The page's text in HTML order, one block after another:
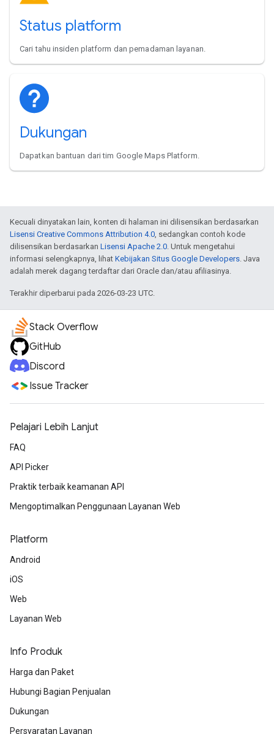
Status platform
Cari tahu insiden platform dan pemadaman layanan.
Dukungan
Dapatkan bantuan dari tim Google Maps Platform.
Kecuali dinyatakan lain, konten di halaman ini dilisensikan berdasarkan
Lisensi Creative Commons Attribution 4.0, sedangkan contoh kode
dilisensikan berdasarkan Lisensi Apache 2.0. Untuk mengetahui
informasi selengkapnya, lihat Kebijakan Situs Google Developers. Java
adalah merek dagang terdaftar dari Oracle dan/atau afiliasinya.
Terakhir diperbarui pada 2026-03-23 UTC.
Stack Overflow
GitHub
Discord
Issue Tracker
Pelajari Lebih Lanjut
FAQ
API Picker
Praktik terbaik keamanan API
Mengoptimalkan Penggunaan Layanan Web
Platform
Android
iOS
Web
Layanan Web
Info Produk
Harga dan Paket
Hubungi Bagian Penjualan
Dukungan
Persyaratan Layanan